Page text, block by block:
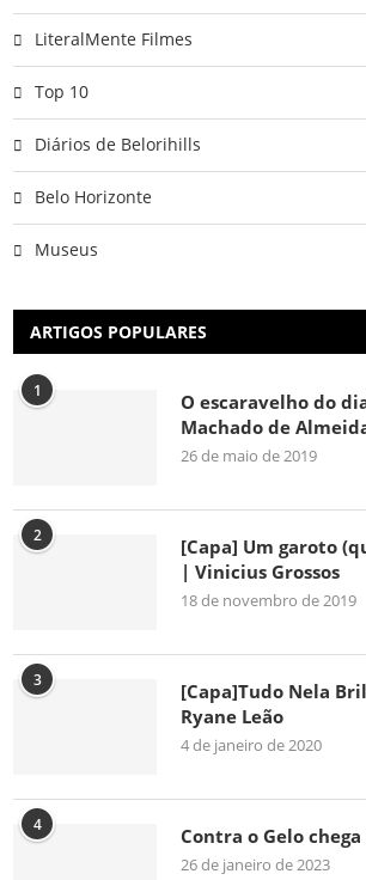
LiteralMente Filmes
Top 10
Diários de Belorihills
Belo Horizonte
Museus
ARTIGOS POPULARES
1
O escaravelho do
Machado de
26 de maio de 2019
2
[Capa] Um garoto
| Vinicius Grossos
18 de novembro de 2019
3
[Capa]Tudo Nela
Ryane Leão
4 de janeiro de 2020
4 Contra o Gelo
26 de janeiro de 2023